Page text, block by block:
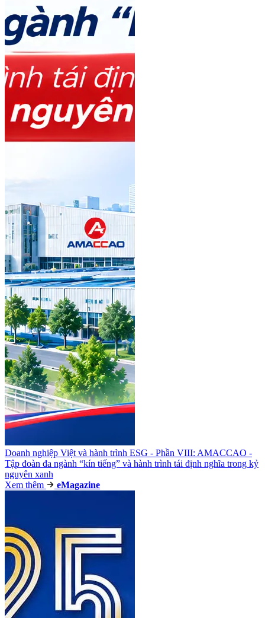
Doanh nghiệp Việt và hành trình ESG - Phần VIII: AMACCAO -
Tập đoàn đa ngành “kín tiếng” và hành trình tái định nghĩa trong kỷ
nguyên xanh
Xem thêm
eMagazine